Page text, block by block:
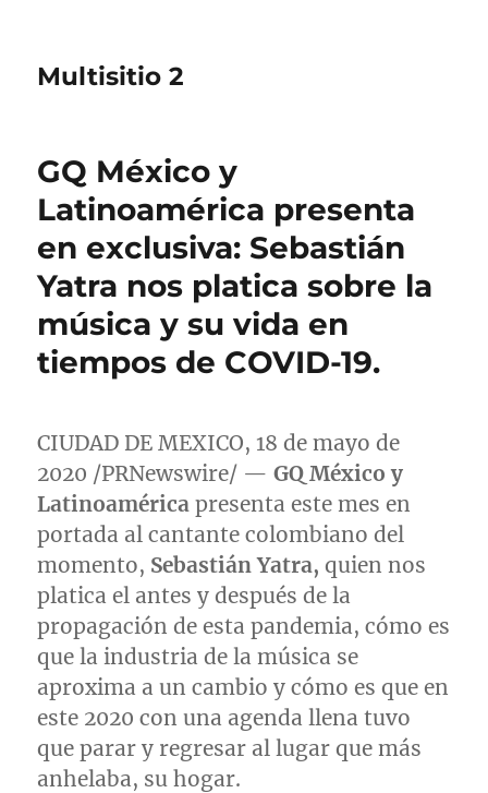
Multisitio 2
GQ México y
Latinoamérica presenta
en exclusiva: Sebastián
Yatra nos platica sobre la
música y su vida en
tiempos de COVID-19.
CIUDAD DE MEXICO, 18 de mayo de
2020 /PRNewswire/ — GQ México y
Latinoamérica presenta este mes en
portada al cantante colombiano del
momento, Sebastián Yatra, quien nos
platica el antes y después de la
propagación de esta pandemia, cómo es
que la industria de la música se
aproxima a un cambio y cómo es que en
este 2020 con una agenda llena tuvo
que parar y regresar al lugar que más
anhelaba, su hogar.